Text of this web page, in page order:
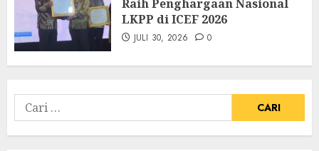
Raih Penghargaan Nasional
LKPP di ICEF 2026
JULI 30, 2026 0
Cari
untuk: